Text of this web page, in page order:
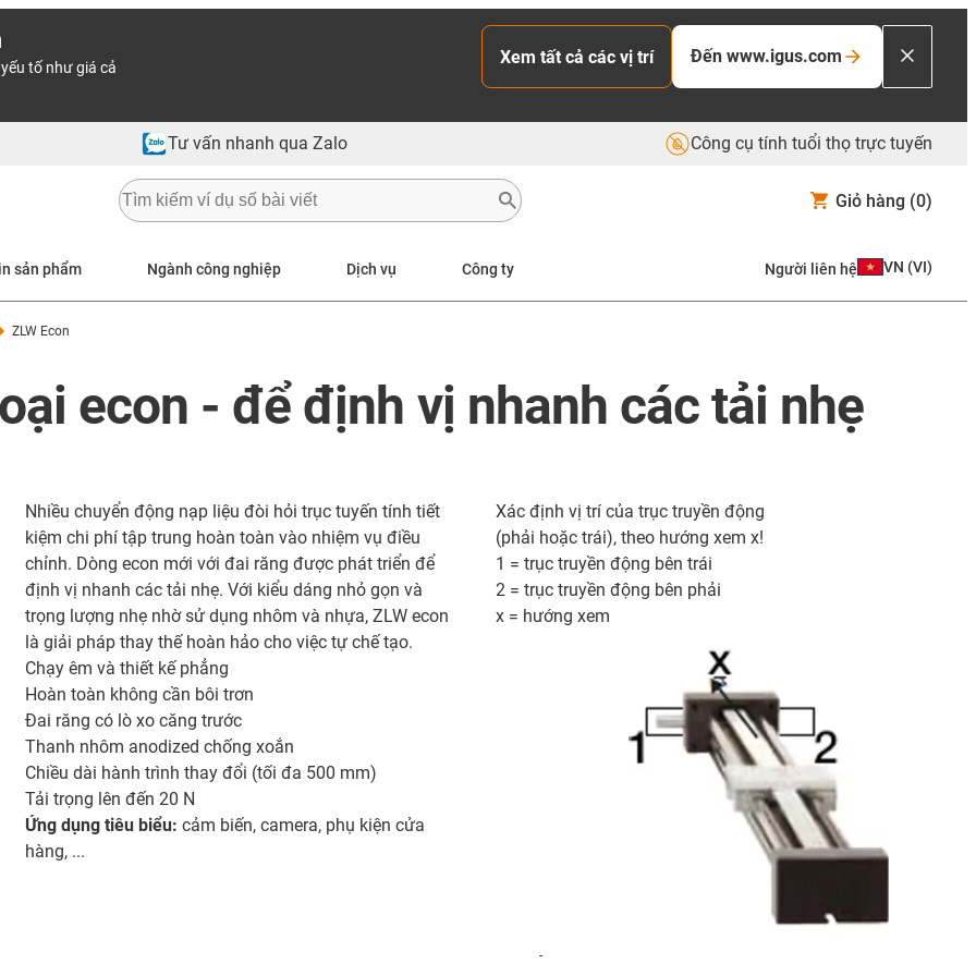
tố như giá cả
Xem tất cả các vị trí Đến www.igus.com
Tư vấn nhanh qua Zalo Công cụ tính tuổi thọ trực tuyến
Giỏ hàng (0)
sản phẩm Ngành công nghiệp Dịch vụ Công ty Người liên hệ VN (VI)
ZLW Econ
econ - để định vị nhanh các tải nhẹ
Nhiều chuyển động nạp liệu đòi hỏi trục tuyến tính tiết
kiệm chi phí tập trung hoàn toàn vào nhiệm vụ điều
chỉnh. Dòng econ mới với đai răng được phát triển để
định vị nhanh các tải nhẹ. Với kiểu dáng nhỏ gọn và
trọng lượng nhẹ nhờ sử dụng nhôm và nhựa, ZLW econ
là giải pháp thay thế hoàn hảo cho việc tự chế tạo.
Chạy êm và thiết kế phẳng
Hoàn toàn không cần bôi trơn
Đai răng có lò xo căng trước
Thanh nhôm anodized chống xoắn
Chiều dài hành trình thay đổi (tối đa 500 mm)
Tải trọng lên đến 20 N
Ứng dụng tiêu biểu: cảm biến, camera, phụ kiện cửa
hàng, ...
Xác định vị trí của trục truyền động
(phải hoặc trái), theo hướng xem x!
1 = trục truyền động bên trái
2 = trục truyền động bên phải
x = hướng xem
-